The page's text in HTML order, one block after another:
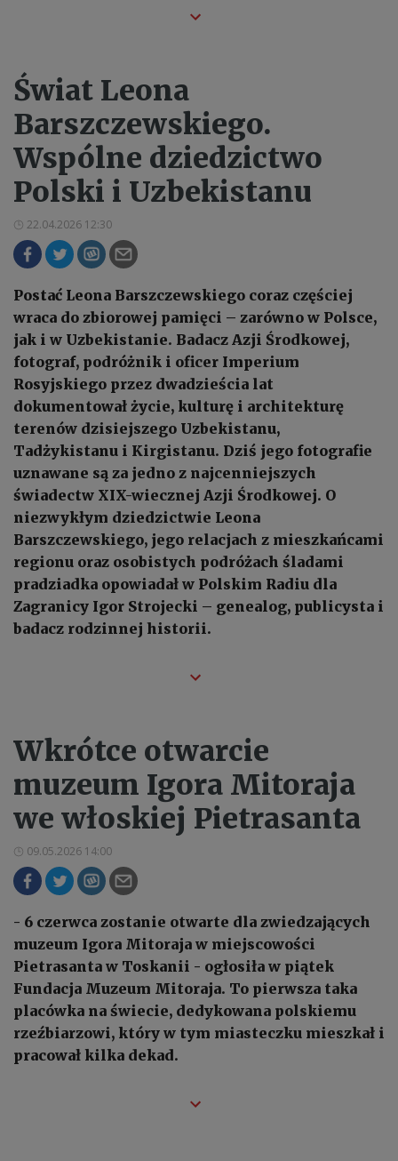
Świat Leona
Barszczewskiego.
Wspólne dziedzictwo
Polski i Uzbekistanu
22.04.2026 12:30
Postać Leona Barszczewskiego coraz częściej
wraca do zbiorowej pamięci – zarówno w Polsce,
jak i w Uzbekistanie. Badacz Azji Środkowej,
fotograf, podróżnik i oficer Imperium
Rosyjskiego przez dwadzieścia lat
dokumentował życie, kulturę i architekturę
terenów dzisiejszego Uzbekistanu,
Tadżykistanu i Kirgistanu. Dziś jego fotografie
uznawane są za jedno z najcenniejszych
świadectw XIX-wiecznej Azji Środkowej. O
niezwykłym dziedzictwie Leona
Barszczewskiego, jego relacjach z mieszkańcami
regionu oraz osobistych podróżach śladami
pradziadka opowiadał w Polskim Radiu dla
Zagranicy Igor Strojecki – genealog, publicysta i
badacz rodzinnej historii.
Wkrótce otwarcie
muzeum Igora Mitoraja
we włoskiej Pietrasanta
09.05.2026 14:00
- 6 czerwca zostanie otwarte dla zwiedzających
muzeum Igora Mitoraja w miejscowości
Pietrasanta w Toskanii - ogłosiła w piątek
Fundacja Muzeum Mitoraja. To pierwsza taka
placówka na świecie, dedykowana polskiemu
rzeźbiarzowi, który w tym miasteczku mieszkał i
pracował kilka dekad.